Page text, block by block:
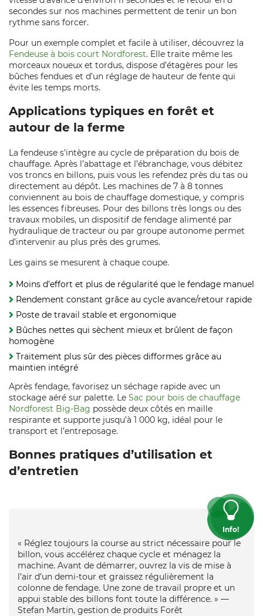
secondes sur nos machines permettent de tenir un bon
rythme sans forcer.
Pour un exemple complet et facile à utiliser, découvrez la
Fendeuse à bois court Nordforest. Elle traite même les
morceaux noueux et tordus, dispose d’étagères pour les
bûches fendues et d’un réglage de hauteur de fente qui
évite les temps morts.
Applications typiques en forêt et
autour de la ferme
La fendeuse s’intègre au cycle de préparation du bois de
chauffage. Après l’abattage et l’ébranchage, vous débitez
vos troncs en billons, puis vous les refendez près du tas ou
directement au dépôt. Les machines de 7 à 8 tonnes
conviennent au bois de chauffage domestique, y compris
les essences fibreuses. Pour des billons très longs ou des
travaux mobiles, un dispositif de fendage alimenté par
hydraulique de tracteur ou par groupe autonome permet
d’intervenir au plus près des grumes.
Les gains se mesurent à chaque coupe.
Moins d’effort et plus de régularité que le fendage manuel
Rendement constant grâce au cycle avance/retour rapide
Poste de travail stable et ergonomique
Bûches nettes qui sèchent mieux et brûlent de façon
homogène
Traitement plus sûr des pièces difformes grâce au
maintien intégré
Après fendage, favorisez un séchage rapide avec un
stockage aéré sur palette. Le Sac pour bois de chauffage
Nordforest Big-Bag possède deux côtés en maille
respirante et supporte jusqu’à 1 000 kg, idéal pour le
transport et l’entreposage.
Bonnes pratiques d’utilisation et
d’entretien
Info!
« Réglez toujours la course au strict nécessaire pour le
billon, vous accélérez chaque cycle et ménagez la
machine. Avant de démarrer, ouvrez la vis de mise à
l’air d’un demi‑tour et graissez régulièrement la
colonne de fendage. Une zone de travail propre et un
appui stable des billons font toute la différence. » —
Stefan Martin, gestion de produits Forêt